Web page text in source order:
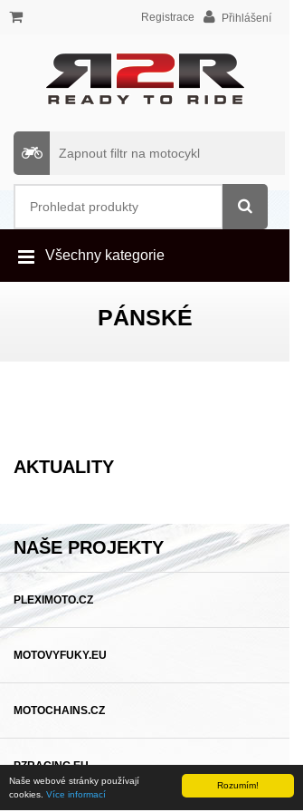
Rozumím!
Naše webové stránky používají
cookies. Více informací
Přihlášení
Registrace
Zapnout filtr na motocykl
Všechny kategorie
PÁNSKÉ
AKTUALITY
NAŠE PROJEKTY
PLEXIMOTO.CZ
MOTOVYFUKY.EU
MOTOCHAINS.CZ
PZRACING.EU